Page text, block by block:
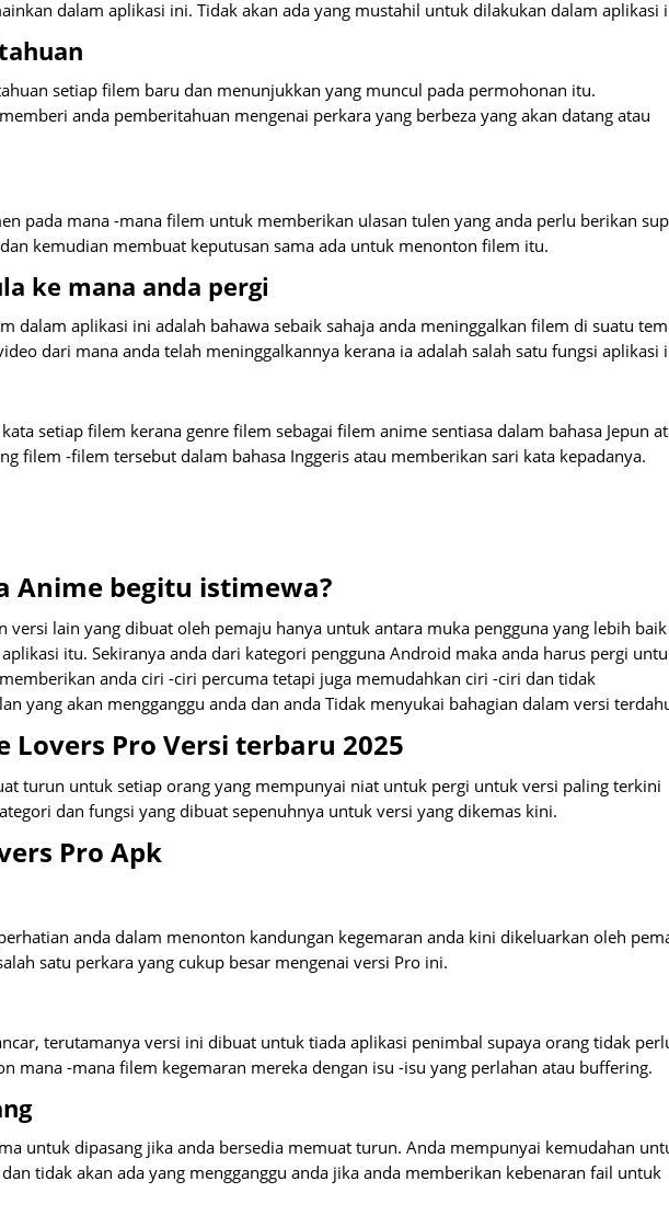
dalam aplikasi ini. Tidak akan ada yang mustahil untuk dilakukan dalam aplikasi
setiap filem baru dan menunjukkan yang muncul pada permohonan itu.
anda pemberitahuan mengenai perkara yang berbeza yang akan datang atau
pada mana -mana filem untuk memberikan ulasan tulen yang anda perlu berikan
kemudian membuat keputusan sama ada untuk menonton filem itu.
ke mana anda pergi
dalam aplikasi ini adalah bahawa sebaik sahaja anda meninggalkan filem di suatu
dari mana anda telah meninggalkannya kerana ia adalah salah satu fungsi aplikasi
setiap filem kerana genre filem sebagai filem anime sentiasa dalam bahasa Jepun
filem -filem tersebut dalam bahasa Inggeris atau memberikan sari kata kepadanya.
Anime begitu istimewa?
versi lain yang dibuat oleh pemaju hanya untuk antara muka pengguna yang lebih baik
itu. Sekiranya anda dari kategori pengguna Android maka anda harus pergi
anda ciri -ciri percuma tetapi juga memudahkan ciri -ciri dan tidak
yang akan mengganggu anda dan anda Tidak menyukai bahagian dalam versi
Pro Versi terbaru 2025
turun untuk setiap orang yang mempunyai niat untuk pergi untuk versi paling terkini
dan fungsi yang dibuat sepenuhnya untuk versi yang dikemas kini.
Pro Apk
anda dalam menonton kandungan kegemaran anda kini dikeluarkan oleh
satu perkara yang cukup besar mengenai versi Pro ini.
terutamanya versi ini dibuat untuk tiada aplikasi penimbal supaya orang tidak
mana -mana filem kegemaran mereka dengan isu -isu yang perlahan atau buffering.
untuk dipasang jika anda bersedia memuat turun. Anda mempunyai kemudahan
tidak akan ada yang mengganggu anda jika anda memberikan kebenaran fail untuk